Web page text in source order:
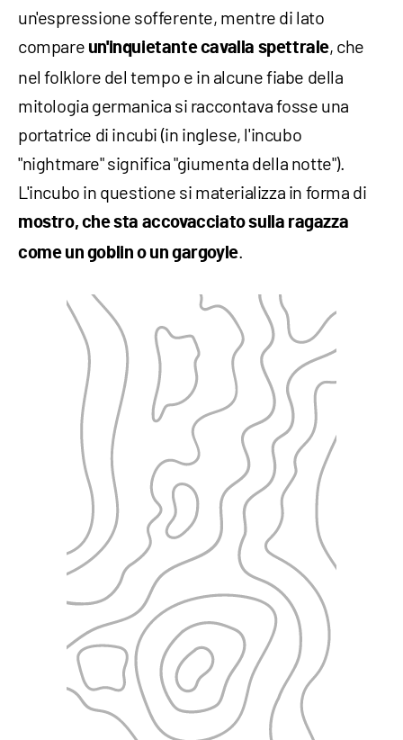
un'espressione sofferente, mentre di lato
compare un'inquietante cavalla spettrale, che
nel folklore del tempo e in alcune fiabe della
mitologia germanica si raccontava fosse una
portatrice di incubi (in inglese, l'incubo
"nightmare" significa "giumenta della notte").
L'incubo in questione si materializza in forma di
mostro, che sta accovacciato sulla ragazza
come un goblin o un gargoyle.